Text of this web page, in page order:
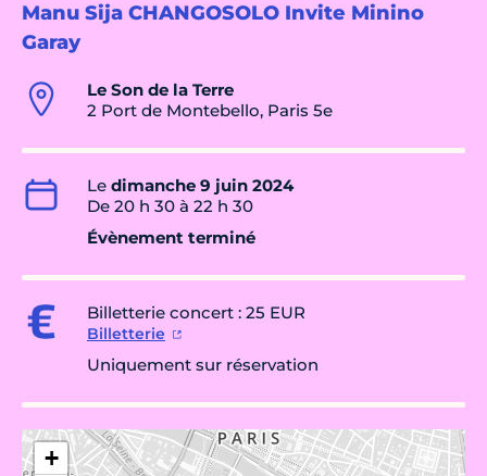
Manu Sija CHANGOSOLO Invite Minino
Garay
Le Son de la Terre
2 Port de Montebello, Paris 5e
Le dimanche 9 juin 2024
De 20 h 30 à 22 h 30
Évènement terminé
Billetterie concert : 25 EUR
Billetterie
Uniquement sur réservation
+